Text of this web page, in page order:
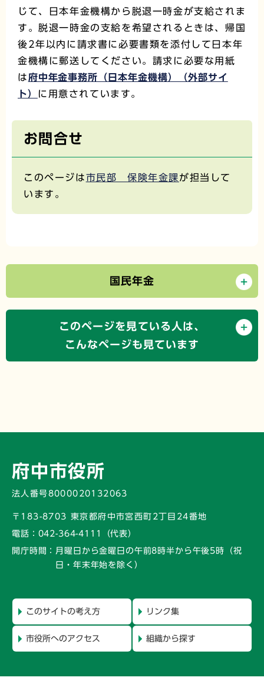
じて、日本年金機構から脱退一時金が支給されま
す。脱退一時金の支給を希望されるときは、帰国
後2年以内に請求書に必要書類を添付して日本年
金機構に郵送してください。請求に必要な用紙
は 府中年金事務所（日本年金機構）（外部サイ
ト）
に用意されています。
お問合せ
このページは市民部 保険年金課が担当して
います。
国民年金
このページを見ている人は、
こんなページも見ています
府中市役所
法人番号8000020132063
〒183-8703 東京都府中市宮西町2丁目24番地
電話： 042-364-4111（代表）
開庁時間： 月曜日から金曜日の午前8時半から午後5時 （祝
日・年末年始を除く）
このサイトの考え方 リンク集
市役所へのアクセス 組織から探す